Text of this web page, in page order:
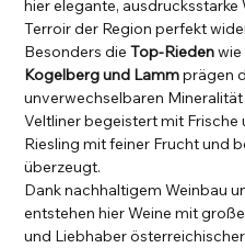
hier elegante,
Terroir der Region perfekt
Besonders dieTop-Riedenwie
Kogelberg und Lammprägen
unverwechselbaren
Veltliner begeistert mit Frische
Riesling mit feiner Frucht und
überzeugt.
Dank nachhaltigem Weinbau
entstehen hier Weine mit
und Liebhaber